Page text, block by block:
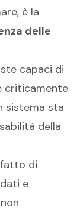
è la
delle
capaci di
criticamente
sistema sta
della
di
e